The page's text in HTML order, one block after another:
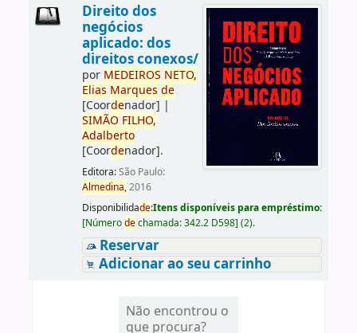
Direito dos
negócios
aplicado: dos
direitos conexos/
por MEDEIROS NETO,
Elias Marques de
[Coordenador] |
SIMÃO FILHO,
Adalberto
[Coordenador].
Editora:São Paulo:
Almedina,2016
Disponibilidade:Itens disponíveis para empréstimo:
[Númerodechamada:342.2 D598] (2).
Reservar
Adicionar ao seu carrinho
Não encontrou o
que procura?